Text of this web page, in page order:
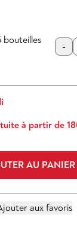
bouteilles
-
à partir de
AU PANIER
aux favoris